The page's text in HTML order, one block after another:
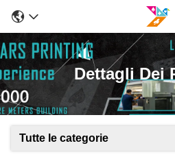
Dettagli Dei
Tutte le categorie